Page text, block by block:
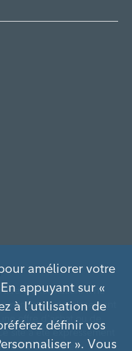
titre d'information. Il ne
de placement
offre d'achat ou de
site a été expressément
au Canada et
améliorer votre
appuyant sur «
à l’utilisation de
définir vos
». Vous